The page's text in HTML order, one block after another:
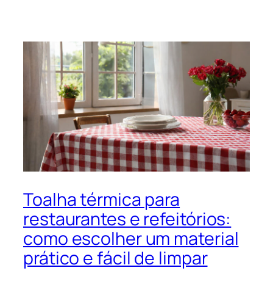
Toalha térmica para
restaurantes e refeitórios:
como escolher um material
prático e fácil de limpar